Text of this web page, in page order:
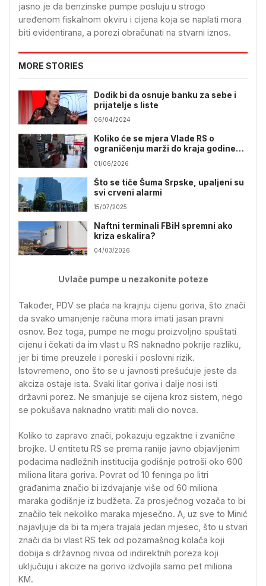
jasno je da benzinske pumpe posluju u strogo
uređenom fiskalnom okviru i cijena koja se naplati mora
biti evidentirana, a porezi obračunati na stvarni iznos.
MORE STORIES
Dodik bi da osnuje banku za sebe i
prijatelje s liste
06/04/2024
Koliko će se mjera Vlade RS o
ograničenju marži do kraja godine
odraziti na standard građana?
01/06/2026
Što se tiče Šuma Srpske, upaljeni su
svi crveni alarmi
15/07/2025
Naftni terminali FBiH spremni ako
kriza eskalira?
04/03/2026
Uvlače pumpe u nezakonite poteze
Također, PDV se plaća na krajnju cijenu goriva, što znači
da svako umanjenje računa mora imati jasan pravni
osnov. Bez toga, pumpe ne mogu proizvoljno spuštati
cijenu i čekati da im vlast u RS naknadno pokrije razliku,
jer bi time preuzele i poreski i poslovni rizik.
Istovremeno, ono što se u javnosti prešućuje jeste da
akciza ostaje ista. Svaki litar goriva i dalje nosi isti
državni porez. Ne smanjuje se cijena kroz sistem, nego
se pokušava naknadno vratiti mali dio novca.
Koliko to zapravo znači, pokazuju egzaktne i zvanične
brojke. U entitetu RS se prema ranije javno objavljenim
podacima nadležnih institucija godišnje potroši oko 600
miliona litara goriva. Povrat od 10 feninga po litri
građanima značio bi izdvajanje više od 60 miliona
maraka godišnje iz budžeta. Za prosječnog vozača to bi
značilo tek nekoliko maraka mjesečno. A, uz sve to Minić
najavljuje da bi ta mjera trajala jedan mjesec, što u stvari
znači da bi vlast RS tek od pozamašnog kolača koji
dobija s državnog nivoa od indirektnih poreza koji
uključuju i akcize na gorivo izdvojila samo pet miliona
KM.